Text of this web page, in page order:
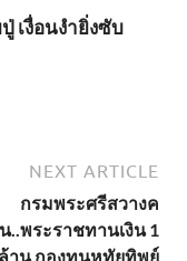
เงื่อนงำยิ่งซับ
NEXT ARTICLE
กรมพระศรีสวางค
..พระราชทานเงิน 1
ล้าน กองทุนหทัยทิพย์